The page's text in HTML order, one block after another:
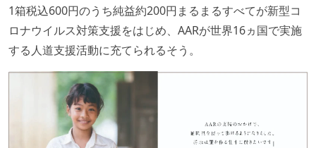
1箱税込600円のうち純益約200円まるまるすべてが新型コ
ロナウイルス対策支援をはじめ、AARが世界16ヵ国で実施
する人道支援活動に充てられるそう。